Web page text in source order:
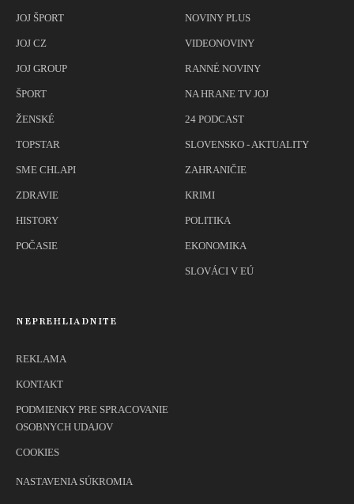
JOJ ŠPORT
JOJ CZ
JOJ GROUP
ŠPORT
ŽENSKÉ
TOPSTAR
SME CHLAPI
ZDRAVIE
HISTORY
POČASIE
NOVINY PLUS
VIDEONOVINY
RANNÉ NOVINY
NA HRANE TV JOJ
24 PODCAST
SLOVENSKO - AKTUALITY
ZAHRANIČIE
KRIMI
POLITIKA
EKONOMIKA
SLOVÁCI V EÚ
NEPREHLIADNITE
REKLAMA
KONTAKT
PODMIENKY PRE SPRACOVANIE
OSOBNYCH UDAJOV
COOKIES
NASTAVENIA SÚKROMIA